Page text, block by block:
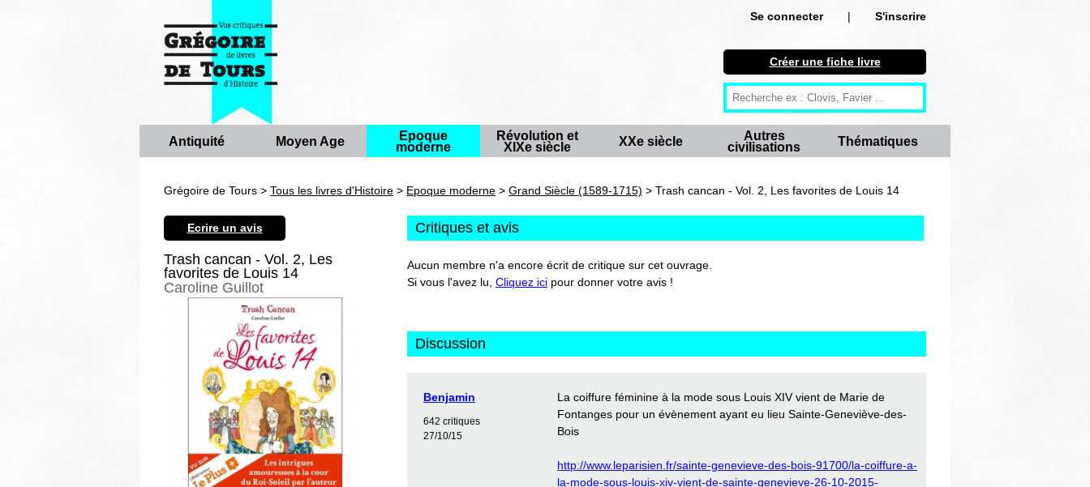
Se connecter |
S'inscrire
S'inscrire
Créer une fiche livre
Antiquité
Moyen Age
Créer une fiche livre
Antiquité Moyen Age
Epoque
moderne
Révolution et
XIXe siècle
XXe siècle
Autres
civilisations
Thématiques
Grégoire de Tours > Tous les livres d'Histoire > Epoque moderne > Grand Siècle (1589-1715) > Trash cancan - Vol. 2, Les favorites de Louis 14
Ecrire un avis
Trash cancan - Vol. 2, Les
favorites de Louis 14
Caroline Guillot
Critiques et avis
Aucun membre n'a encore écrit de critique sur cet ouvrage.
Si vous l'avez lu, Cliquez ici pour donner votre avis !
Discussion
Benjamin
642 critiques
27/10/15
La coiffure féminine à la mode sous Louis XIV vient de Marie de
Fontanges pour un évènement ayant eu lieu Sainte-Geneviève-des-
Bois
http://www.leparisien.fr/sainte-genevieve-des-bois-91700/la-coiffure-a-
la-mode-sous-louis-xiv-vient-de-sainte-genevieve-26-10-2015-